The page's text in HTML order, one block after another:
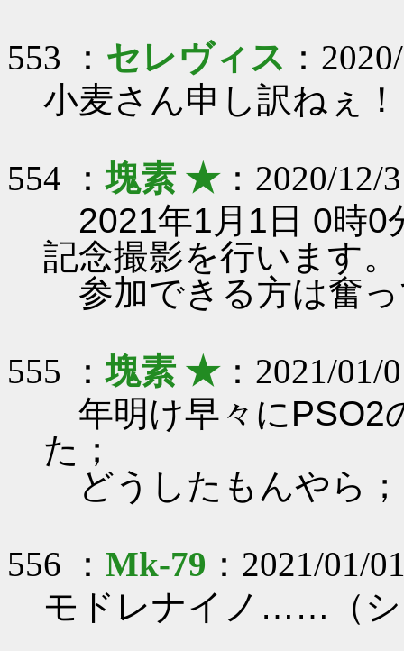
553 ： セレヴィス ：
小麦さん申し訳ねぇ！
554 ：塊素 ★：2020/12/
2021年1月1日 0時0
記念撮影を行います。
参加できる方は奮
555 ：塊素 ★：2021/01/
年明け早々にPSO2
た；
どうしたもんやら；
556 ： Mk-79 ：2021/01/
モドレナイノ……（シ